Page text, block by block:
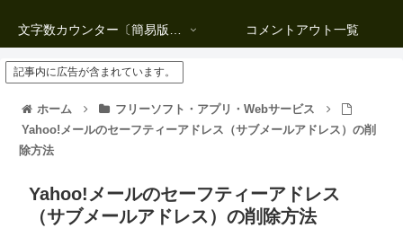
文字数カウンター〔簡易版複数行タイプ〕 コメントアウト一覧
記事内に広告が含まれています。
ホーム
フリーソフト・アプリ・Webサービス
Yahoo!メールのセーフティーアドレス（サブメールアドレス）の削
除方法
Yahoo!メールのセーフティーアドレス
（サブメールアドレス）の削除方法